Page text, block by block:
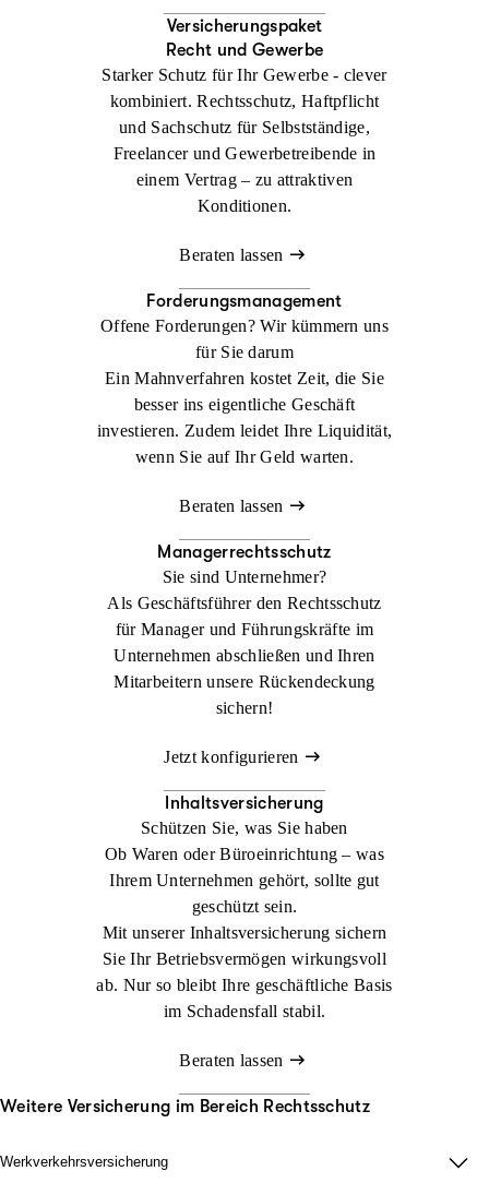
Versicherungspaket
Recht und Gewerbe
Starker Schutz für Ihr Gewerbe - clever
kombiniert. Rechtsschutz, Haftpflicht
und Sachschutz für Selbstständige,
Freelancer und Gewerbetreibende in
einem Vertrag – zu attraktiven
Konditionen.
Beraten lassen
Forderungsmanagement
Offene Forderungen? Wir kümmern uns
für Sie darum
Ein Mahnverfahren kostet Zeit, die Sie
besser ins eigentliche Geschäft
investieren. Zudem leidet Ihre Liquidität,
wenn Sie auf Ihr Geld warten.
Beraten lassen
Managerrechtsschutz
Sie sind Unternehmer?
Als Geschäftsführer den Rechtsschutz
für Manager und Führungskräfte im
Unternehmen abschließen und Ihren
Mitarbeitern unsere Rückendeckung
sichern!
Jetzt konfigurieren
Inhaltsversicherung
Schützen Sie, was Sie haben
Ob Waren oder Büroeinrichtung – was
Ihrem Unternehmen gehört, sollte gut
geschützt sein.
Mit unserer Inhaltsversicherung sichern
Sie Ihr Betriebsvermögen wirkungsvoll
ab. Nur so bleibt Ihre geschäftliche Basis
im Schadensfall stabil.
Beraten lassen
Weitere Versicherung im Bereich Rechtsschutz
Werkverkehrsversicherung